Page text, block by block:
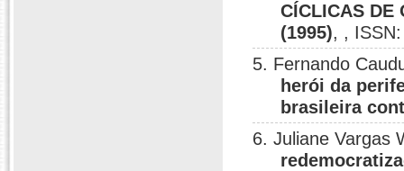
CÍCLICAS DE
(1995), ,
5. Fernando
herói da
brasileira
6. Juliane Vargas